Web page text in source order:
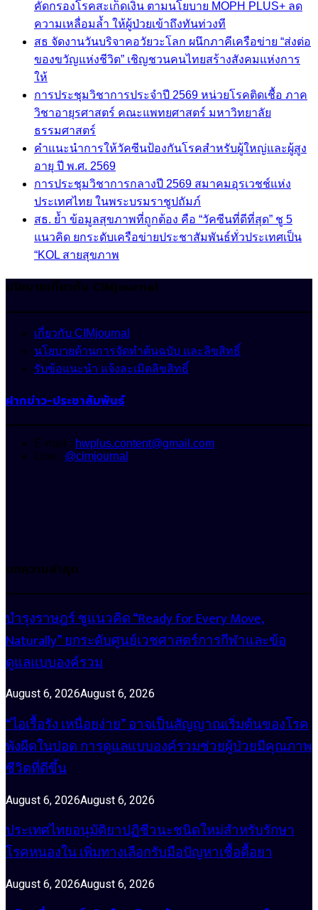
คัดกรองโรคสะเก็ดเงิน ตามนโยบาย MOPH PLUS+ ลด
ความเหลื่อมล้ำ ให้ผู้ป่วยเข้าถึงทันท่วงที
สธ จัดงานวันบริจาคอวัยวะโลก ผนึกภาคีเครือข่าย “ส่งต่อ
ของขวัญแห่งชีวิต” เชิญชวนคนไทยสร้างสังคมแห่งการ
ให้
การประชุมวิชาการประจำปี 2569 หน่วยโรคติดเชื้อ ภาค
วิชาอายุรศาสตร์ คณะแพทยศาสตร์ มหาวิทยาลัย
ธรรมศาสตร์
คำแนะนำการให้วัคซีนป้องกันโรคสำหรับผู้ใหญ่และผู้สูง
อายุ ปี พ.ศ. 2569
การประชุมวิชาการกลางปี 2569 สมาคมอุรเวชช์แห่ง
ประเทศไทย ในพระบรมราชูปถัมภ์
สธ. ย้ำ ข้อมูลสุขภาพที่ถูกต้อง คือ “วัคซีนที่ดีที่สุด” ชู 5
แนวคิด ยกระดับเครือข่ายประชาสัมพันธ์ทั่วประเทศเป็น
“KOL สายสุขภาพ
นโยบายเกี่ยวกับ CIMjournal
เกี่ยวกับ CIMjournal
นโยบายด้านการจัดทำต้นฉบับ และลิขสิทธิ์
รับข้อแนะนำ แจ้งละเมิดลิขสิทธิ์
ฝากข่าว-ประชาสัมพันธ์
E-mail : hwplus.content@gmail.com
Line : @cimjournal
บทความล่าสุด
บำรุงราษฎร์ ชูแนวคิด “Ready for Every Move,
Naturally” ยกระดับศูนย์เวชศาสตร์การกีฬาและข้อ
ดูแลแบบองค์รวม
August 6, 2026August 6, 2026
“ไอเรื้อรัง เหนื่อยง่าย” อาจเป็นสัญญาณเริ่มต้นของโรค
พังผืดในปอด การดูแลแบบองค์รวมช่วยผู้ป่วยมีคุณภาพ
ชีวิตที่ดีขึ้น
August 6, 2026August 6, 2026
ประเทศไทยอนุมัติยาปฏิชีวนะชนิดใหม่สำหรับรักษา
โรคหนองใน เพิ่มทางเลือกรับมือปัญหาเชื้อดื้อยา
August 6, 2026August 6, 2026